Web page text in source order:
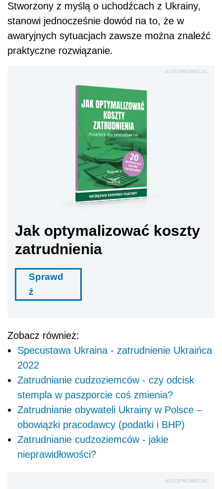
Stworzony z myślą o uchodźcach z Ukrainy,
stanowi jednocześnie dowód na to, że w
awaryjnych sytuacjach zawsze można znaleźć
praktyczne rozwiązanie.
AUTOPROMOCJA
Jak optymalizować koszty
zatrudnienia
Sprawd
ź
Zobacz również:
Specustawa Ukraina - zatrudnienie Ukraińca
2022
Zatrudnianie cudzoziemców - czy odcisk
stempla w paszporcie coś zmienia?
Zatrudnianie obywateli Ukrainy w Polsce –
obowiązki pracodawcy (podatki i BHP)
Zatrudnianie cudzoziemców - jakie
nieprawidłowości?
AUTOPROMOCJA